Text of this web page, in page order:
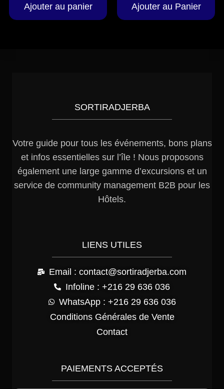
Ajouter au panier Ajouter au Panier
SORTIRADJERBA
Votre guide pour tous les événements, bons plans
et infos essentielles sur l’île ! Nous proposons
également une large gamme d’excursions et un
service de community management B2B pour les
Hôtels.
LIENS UTILES
Email : contact@sortiradjerba.com
Infoline : +216 29 636 036
WhatsApp : +216 29 636 036
Conditions Générales de Vente
Contact
PAIEMENTS ACCEPTÉS